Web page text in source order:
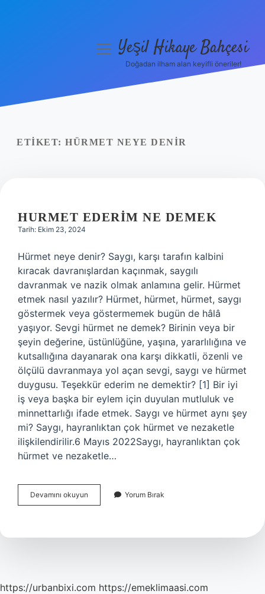
Yasal Uyarı
menüyüYeşil Hikaye Bahçesi
Doğadan ilham alan keyifli öneriler!
ETIKET: HÜRMET NEYE DENIR
HURMET EDERIM NE DEMEK
Tarih: Ekim 23, 2024
Hürmet neye denir? Saygı, karşı tarafın kalbini
kıracak davranışlardan kaçınmak, saygılı
davranmak ve nazik olmak anlamına gelir. Hürmet
etmek nasıl yazılır? Hürmet, hürmet, hürmet, saygı
göstermek veya göstermemek bugün de hâlâ
yaşıyor. Sevgi hürmet ne demek? Birinin veya bir
şeyin değerine, üstünlüğüne, yaşına, yararlılığına ve
kutsallığına dayanarak ona karşı dikkatli, özenli ve
ölçülü davranmaya yol açan sevgi, saygı ve hürmet
duygusu. Teşekkür ederim ne demektir? [1] Bir iyi
iş veya başka bir eylem için duyulan mutluluk ve
minnettarlığı ifade etmek. Saygı ve hürmet aynı şey
mi? Saygı, hayranlıktan çok hürmet ve nezaketle
ilişkilendirilir.6 Mayıs 2022Saygı, hayranlıktan çok
hürmet ve nezaketle…
Devamını okuyun
Ederim
Yorum Bırak
https://urbanbixi.com https://emeklimaasi.com